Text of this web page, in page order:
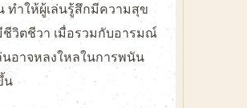
ทำให้ผู้เล่นรู้สึกมีความสุข
ชีวิตชีวา เมื่อรวมกับอารมณ์
นอาจหลงใหลในการพนัน
น